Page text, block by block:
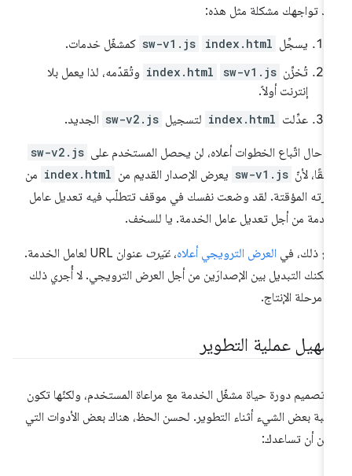
تواجهك مشكلة مثل هذه:
يسجِّل index.html
sw-v1.js كمشغّل خدمات.
تُخزِّن sw-v1.js
index.html وتُقدّمه، لذا يعمل بلا
إنترنت أولاً.
عدِّلت index.html لتسجيل sw-v2.js الجديد.
حال اتّباع الخطوات أعلاه، لن يحصل المستخدم على sw-v2.js
لأنّ sw-v1.js يعرض الإصدار القديم من index.html من
المؤقتة. لقد وضعت نفسك في موقف تتطلّب فيه تعديل عامل
من أجل تعديل عامل الخدمة. يا للسخف.
ذلك، في العرض الترويجي أعلاه،غيّرت
عنوان URL لعامل الخدمة.
التبديل بين الإصدارَين من أجل العرض الترويجي. لا أُجري ذلك
مرحلة الإنتاج.
عملية التطوير
تصميم دورة حياة مشغّل الخدمة مع مراعاة المستخدم، ولكنّها تكون
بعض الشيء أثناء التطوير. لحسن الحظ، هناك بعض الأدوات التي
أن تساعدك: